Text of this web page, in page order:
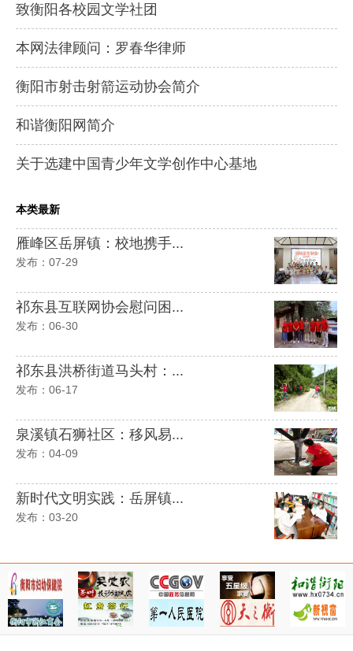
致衡阳各校园文学社团
本网法律顾问：罗春华律师
衡阳市射击射箭运动协会简介
和谐衡阳网简介
关于选建中国青少年文学创作中心基地
本类最新
雁峰区岳屏镇：校地携手...
发布：07-29
祁东县互联网协会慰问困...
发布：06-30
祁东县洪桥街道马头村：...
发布：06-17
泉溪镇石狮社区：移风易...
发布：04-09
新时代文明实践：岳屏镇...
发布：03-20